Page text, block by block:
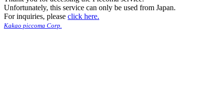
Unfortunately, this service can only be used from Japan.
For inquiries, please click here.
Kakao piccoma Corp.